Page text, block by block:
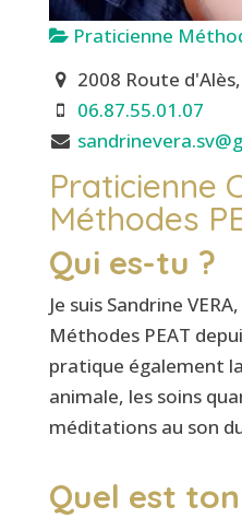
Praticienne
2008 Route
06.87.55.01.07
Praticienne
Méthodes
Qui es-tu ?
Je suis Sandrine
Méthodes PEAT
pratique également
animale, les soins
méditations au son
Quel est